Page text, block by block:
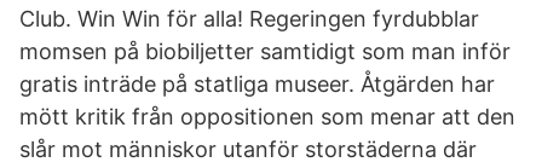
Club. Win Win för alla! Regeringen fyrdubblar
momsen på biobiljetter samtidigt som man inför
gratis inträde på statliga museer. Åtgärden har
mött kritik från oppositionen som menar att den
slår mot människor utanför storstäderna där